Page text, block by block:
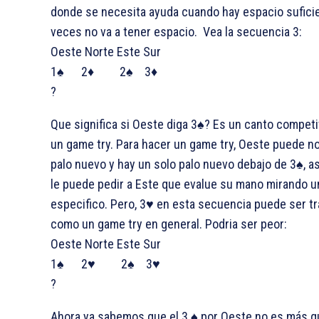
donde se necesita ayuda cuando hay espacio
veces no va a tener espacio. Vea la secuencia 3:
Oeste Norte Este Sur
1♠ 2♦ 2♠ 3♦
?
Que significa si Oeste diga 3♠? Es un canto
un game try. Para hacer un game try, Oeste puede
palo nuevo y hay un solo palo nuevo debajo de 3♠,
le puede pedir a Este que evalue su mano mirando
especifico. Pero, 3♥ en esta secuencia puede ser
como un game try en general. Podria ser peor:
Oeste Norte Este Sur
1♠ 2♥ 2♠ 3♥
?